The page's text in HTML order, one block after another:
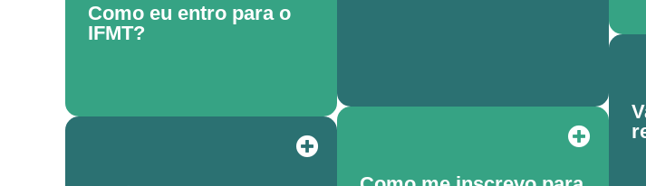
Como eu entro para o
IFMT?